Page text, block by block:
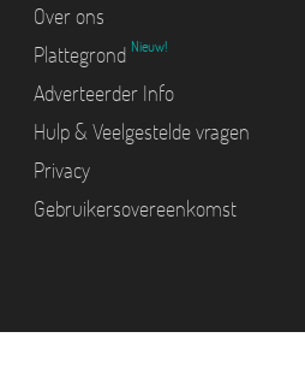
Over ons
Plattegrond Nieuw!
Adverteerder Info
Hulp & Veelgestelde vragen
Privacy
Gebruikersovereenkomst